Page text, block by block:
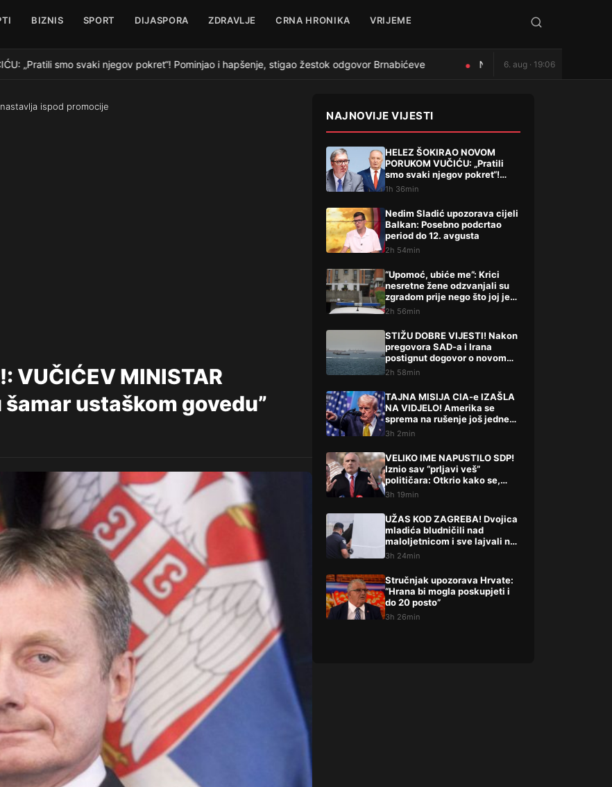
BIZNIS SPORT DIJASPORA ZDRAVLJE CRNA HRONIKA VRIJEME
„Pratili smo svaki njegov pokret“! Pominjao i hapšenje, stigao žestok odgovor Brnabićeve Nedim Sladić upozorava
6. aug · 19:06
ispod promocije
VUČIĆEV MINISTAR
šamar ustaškom govedu”
NAJNOVIJE VIJESTI
HELEZ ŠOKIRAO NOVOM
PORUKOM VUČIĆU: „Pratili
smo svaki njegov pokret“!
Pominjao i hapšenje, stigao
1h 36min
Nedim Sladić upozorava cijeli
Balkan: Posebno podcrtao
period do 12. avgusta
2h 54min
“Upomoć, ubiće me”: Krici
nesretne žene odzvanjali su
zgradom prije nego što joj je
život oduzeo sin
2h 56min
STIŽU DOBRE VIJESTI! Nakon
pregovora SAD-a i Irana
postignut dogovor o novom
potezu
2h 58min
TAJNA MISIJA CIA-e IZAŠLA
NA VIDJELO! Amerika se
sprema na rušenje još jedne
države
3h 2min
VELIKO IME NAPUSTILO SDP!
Iznio sav “prljavi veš”
političara: Otkrio kako se,
kako tvrdi, radi iza leđa
3h 19min
UŽAS KOD ZAGREBA! Dvojica
mladića bludničili nad
maloljetnicom i sve lajvali na
netu: “Stari te gleda u lajvu”
3h 24min
Stručnjak upozorava Hrvate:
“Hrana bi mogla poskupjeti i
do 20 posto”
3h 26min